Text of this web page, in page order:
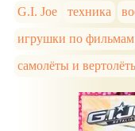
G.I. Joe техника
игрушки по фильмам
самолёты и